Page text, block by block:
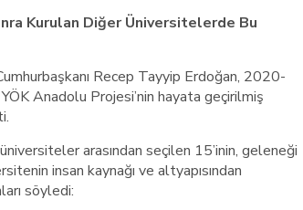
Kurulan Diğer Üniversitelerde Bu
Recep Tayyip Erdoğan, 2020-
YÖK Anadolu Projesi’nin hayata geçirilmiş
arasından seçilen 15’inin, geleneği
insan kaynağı ve altyapısından
söyledi: